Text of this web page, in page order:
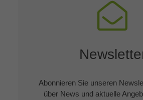
Abonnieren Sie unseren
über News und aktuelle